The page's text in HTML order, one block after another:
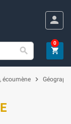
person
 shopping_cart
0
écoumène chevron_right